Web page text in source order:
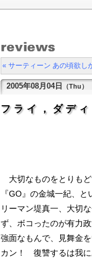
« サーティーン あの頃欲し
2005年08月04日 （Thu）
フライ，ダデ
大切なものをとりも
『GO』の金城一紀、
リーマン堤真一、大切
ず、ボコったのが有力
強面なもんで、見舞金
カン！ 復讐するは我